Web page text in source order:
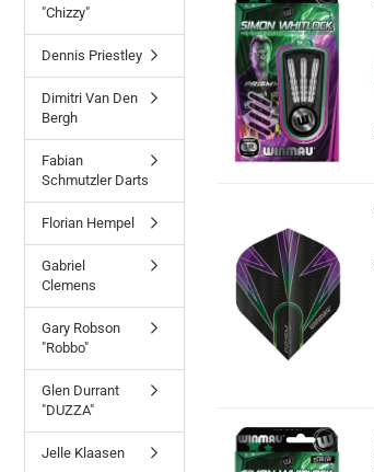
"Chizzy"
Dennis Priestley
Dimitri Van Den
Bergh
Fabian
Schmutzler Darts
Florian Hempel
Gabriel
Clemens
Gary Robson
"Robbo"
Glen Durrant
"DUZZA"
Jelle Klaasen